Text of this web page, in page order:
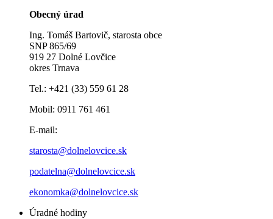
Obecný úrad
Ing. Tomáš Bartovič, starosta obce
SNP 865/69
919 27 Dolné Lovčice
okres Trnava
Tel.: +421 (33) 559 61 28
Mobil: 0911 761 461
E-mail:
starosta@dolnelovcice.sk
podatelna@dolnelovcice.sk
ekonomka@dolnelovcice.sk
Úradné hodiny